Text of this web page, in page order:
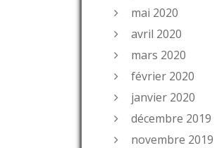
mai 2020
avril 2020
mars 2020
février 2020
janvier 2020
décembre 2019
novembre 2019